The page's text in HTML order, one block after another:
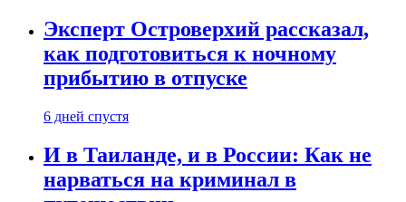
Эксперт Островерхий рассказал,
как подготовиться к ночному
прибытию в отпуске
6 дней спустя
И в Таиланде, и в России: Как не
нарваться на криминал в